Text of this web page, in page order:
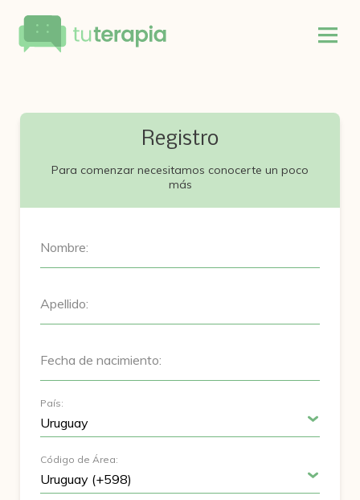
Registro
Para comenzar necesitamos conocerte un poco
más
Nombre:
Apellido:
Fecha de nacimiento:
País:
Código de Área: